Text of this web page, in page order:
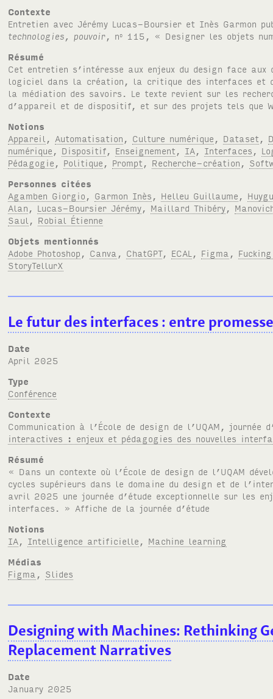
Contexte
Entretien avec Jérémy Lucas-Boursier et Inès Garmon
technologies, pouvoir, no
115, « Designer les objets
Résumé
Cet entretien s’intéresse aux enjeux du design face
logiciel dans la création, la critique des interfaces et
la médiation des savoirs. Le texte revient sur les
d’appareil et de dispositif, et sur des projets tels que
Notions
Appareil , Automatisation , Culture numérique , Dataset ,
numérique , Dispositif, Enseignement , IA, Interfaces ,
Pédagogie , Politique , Prompt , Recherche-création ,
Personnes citées
Agamben Giorgio , Garmon Inès , Helleu Guillaume ,
Alan , Lucas-Boursier Jérémy, Maillard Thibéry,
Saul , Robial Étienne
Objets mentionnés
Adobe Photoshop , Canva , ChatGPT, ECAL , Figma ,
StoryTellurX
Le futur des interfaces : entre
Date
April 2025
Type
Conférence
Contexte
Communication à l’École de design de l’UQAM , journée
interactives : enjeux et pédagogies des nouvelles
Résumé
« Dans un contexte où l’École de design de l’UQAM
cycles supérieurs dans le domaine du design et de
avril 2025 une journée d’étude exceptionnelle sur les
interfaces. » Affiche de la journée d’étude
Notions
IA, Intelligence artificielle , Machine learning
Médias
Figma , Slides
Designing with Machines: Rethinking
Replacement Narratives
Date
January 2025